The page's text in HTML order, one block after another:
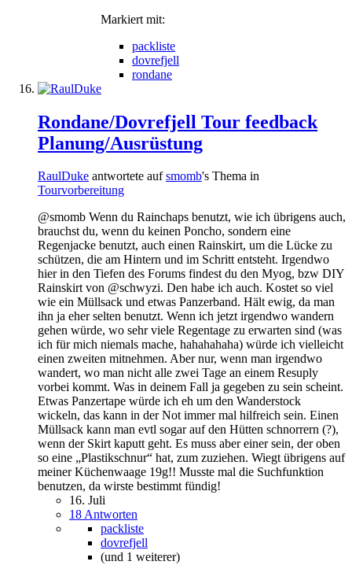
Markiert mit:
packliste
dovrefjell
rondane
Rondane/Dovrefjell Tour feedback
Planung/Ausrüstung
RaulDuke antwortete aufsmomb's Thema in
Tourvorbereitung
@smomb Wenn du Rainchaps benutzt, wie ich übrigens auch,
brauchst du, wenn du keinen Poncho, sondern eine
Regenjacke benutzt, auch einen Rainskirt, um die Lücke zu
schützen, die am Hintern und im Schritt entsteht. Irgendwo
hier in den Tiefen des Forums findest du den Myog, bzw DIY
Rainskirt von @schwyzi. Den habe ich auch. Kostet so viel
wie ein Müllsack und etwas Panzerband. Hält ewig, da man
ihn ja eher selten benutzt. Wenn ich jetzt irgendwo wandern
gehen würde, wo sehr viele Regentage zu erwarten sind (was
ich für mich niemals mache, hahahahaha) würde ich vielleicht
einen zweiten mitnehmen. Aber nur, wenn man irgendwo
wandert, wo man nicht alle zwei Tage an einem Resuply
vorbei kommt. Was in deinem Fall ja gegeben zu sein scheint.
Etwas Panzertape würde ich eh um den Wanderstock
wickeln, das kann in der Not immer mal hilfreich sein. Einen
Müllsack kann man evtl sogar auf den Hütten schnorrern (?),
wenn der Skirt kaputt geht. Es muss aber einer sein, der oben
so eine „Plastikschnur“ hat, zum zuziehen. Wiegt übrigens auf
meiner Küchenwaage 19g!! Musste mal die Suchfunktion
benutzen, da wirste bestimmt fündig!
16. Juli
18 Antworten
packliste
dovrefjell
(und 1 weiterer)